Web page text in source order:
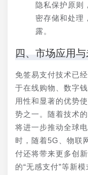
隐私保护原则
密存储和处理
露。
四、市场应用
免签易支付技术已
于在线购物、数字
用性和显著的优势
势之一。随着技术
将进一步推动全球
时，随着5G、物联
付还将带来更多创
的“无感支付”等新模